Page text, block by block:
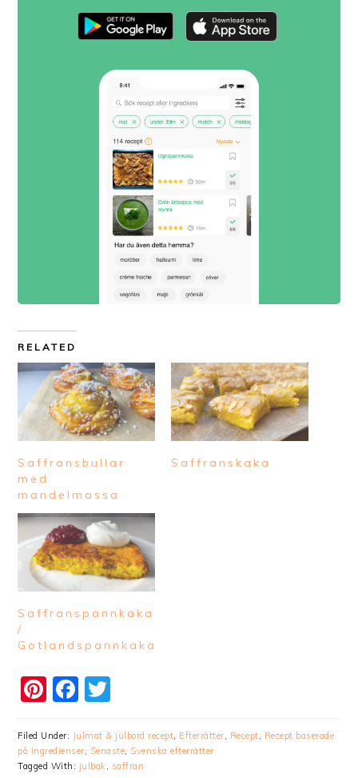
RELATED
Saffransbullar
med
mandelmassa
Saffranskaka
Saffranspannkaka
/
Gotlandspannkaka
Pinterest
Facebook
Filed Under: Julmat & julbord recept, Efterrätter, Recept, Recept baserade
på ingredienser, Senaste, Svenska efterrätter
Tagged With: julbak, saffran